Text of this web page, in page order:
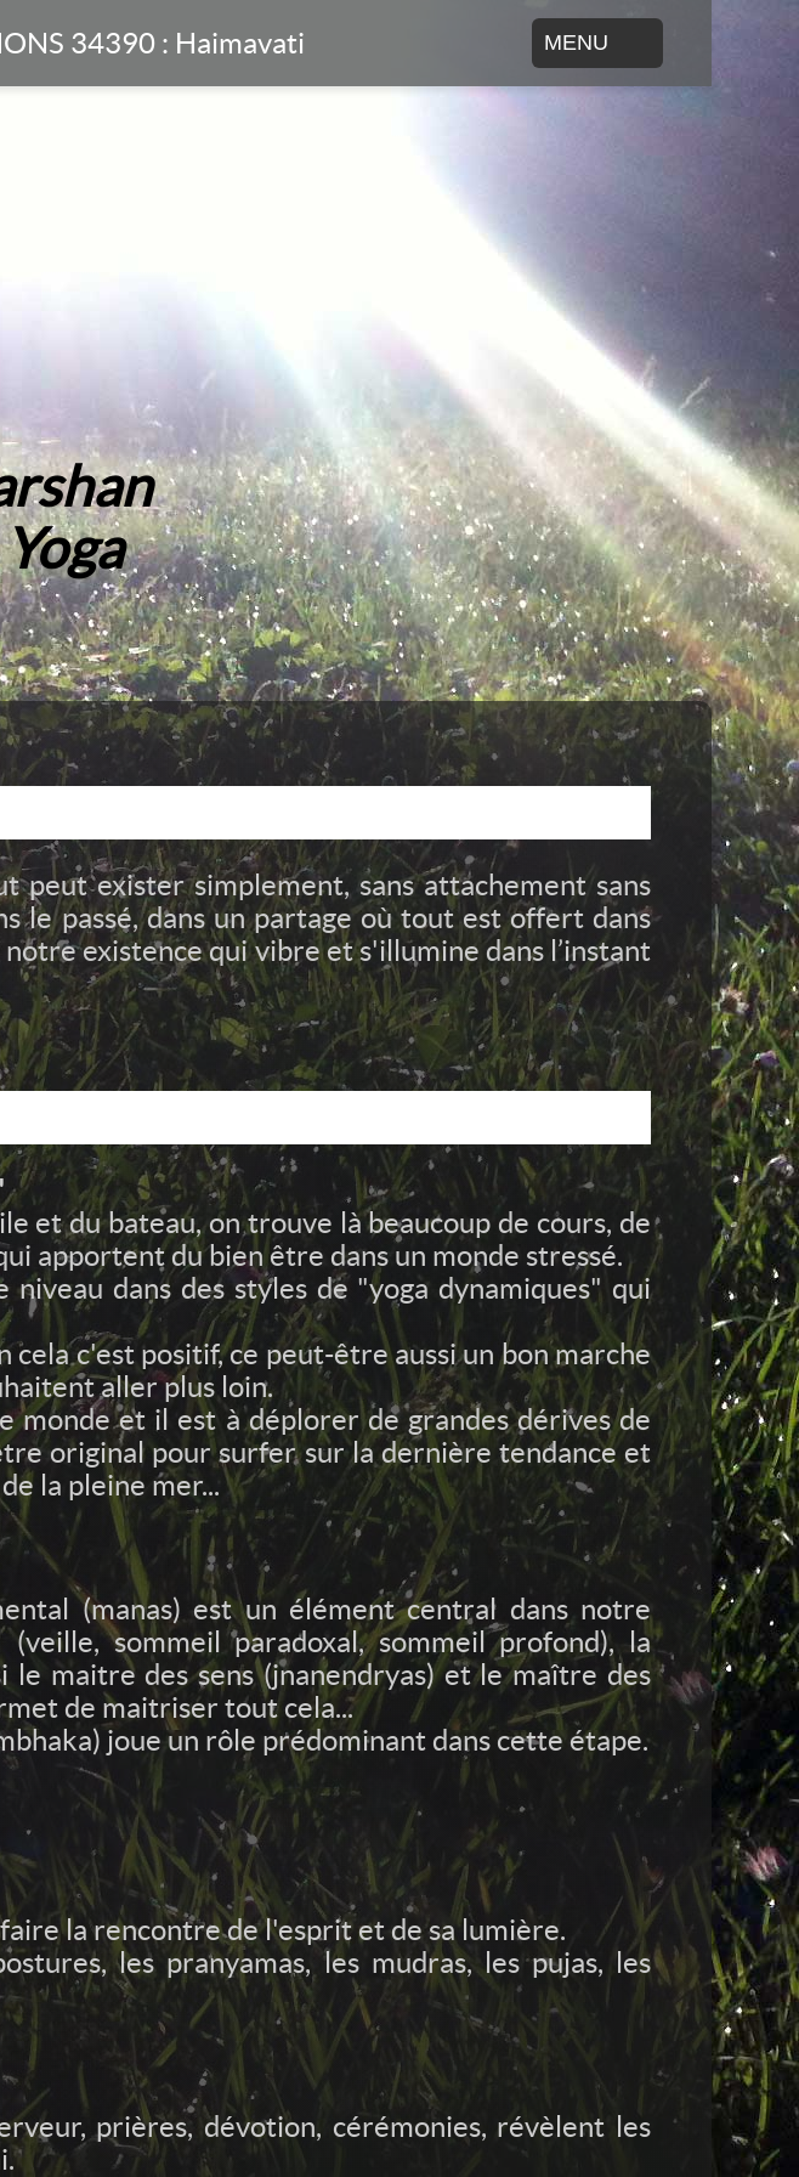
exister simplement, sans attachement sans
le passé, dans un partage où tout est offert dans
existence qui vibre et s'illumine dans l’instant
et du bateau, on trouve là beaucoup de cours, de
apportent du bien être dans un monde stressé.
dans des styles de "yoga dynamiques" qui
c'est positif, ce peut-être aussi un bon marche
aller plus loin.
monde et il est à déplorer de grandes dérives de
original pour surfer sur la dernière tendance et
la pleine mer...
(manas) est un élément central dans notre
sommeil paradoxal, sommeil profond), la
maitre des sens (jnanendryas) et le maître des
de maitriser tout cela...
joue un rôle prédominant dans cette étape.
la rencontre de l'esprit et de sa lumière.
les pranyamas, les mudras, les pujas, les
prières, dévotion, cérémonies, révèlent les
34390 : Haimavati MENU